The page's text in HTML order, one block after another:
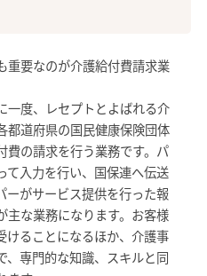
重要なのが介護給付費請求業
一度、レセプトとよばれる介
都道府県の国民健康保険団体
費の請求を行う業務です。パ
て入力を行い、国保連へ伝送
ーがサービス提供を行った報
主な業務になります。お客様
けることになるほか、介護事
、専門的な知識、スキルと同